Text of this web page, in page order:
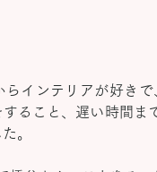
らインテリアが好き
ること、遅い時間ま
。